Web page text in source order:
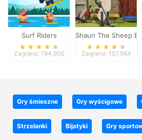
Surf Riders
Zagrano: 194,956
Shaun The Sheep
Zagrano: 157,964
Gry śmieszne Gry wyścigowe
Strzelanki Bijatyki Gry